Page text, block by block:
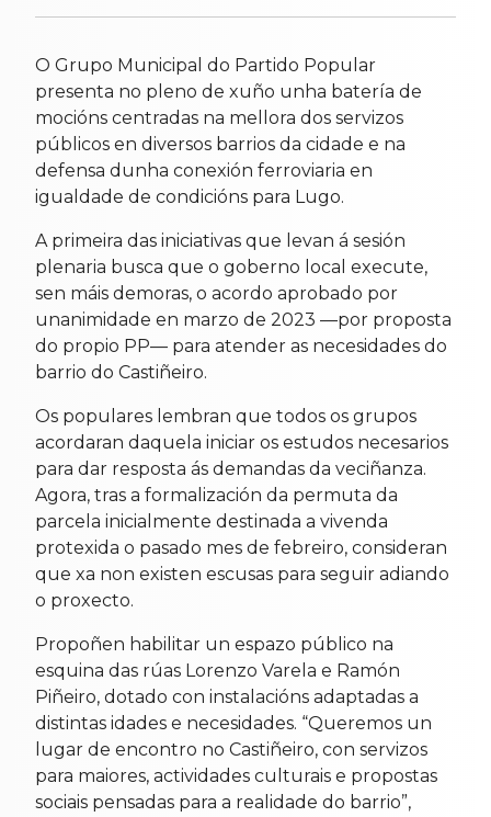
O Grupo Municipal do Partido Popular
presenta no pleno de xuño unha batería de
mocións centradas na mellora dos servizos
públicos en diversos barrios da cidade e na
defensa dunha conexión ferroviaria en
igualdade de condicións para Lugo.
A primeira das iniciativas que levan á sesión
plenaria busca que o goberno local execute,
sen máis demoras, o acordo aprobado por
unanimidade en marzo de 2023 —por proposta
do propio PP— para atender as necesidades do
barrio do Castiñeiro.
Os populares lembran que todos os grupos
acordaran daquela iniciar os estudos necesarios
para dar resposta ás demandas da veciñanza.
Agora, tras a formalización da permuta da
parcela inicialmente destinada a vivenda
protexida o pasado mes de febreiro, consideran
que xa non existen escusas para seguir adiando
o proxecto.
Propoñen habilitar un espazo público na
esquina das rúas Lorenzo Varela e Ramón
Piñeiro, dotado con instalacións adaptadas a
distintas idades e necesidades. “Queremos un
lugar de encontro no Castiñeiro, con servizos
para maiores, actividades culturais e propostas
sociais pensadas para a realidade do barrio”,